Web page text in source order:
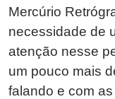
Mercúrio
necessidade de
atenção nesse
um pouco mais
falando e com